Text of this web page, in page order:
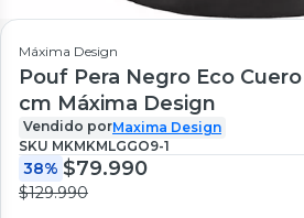
Máxima Design
Pouf Pera Negro Eco
cm Máxima Design
Vendido porMaxima Design
SKU MKMKMLGGO9-1
38% $79.990
$129.990